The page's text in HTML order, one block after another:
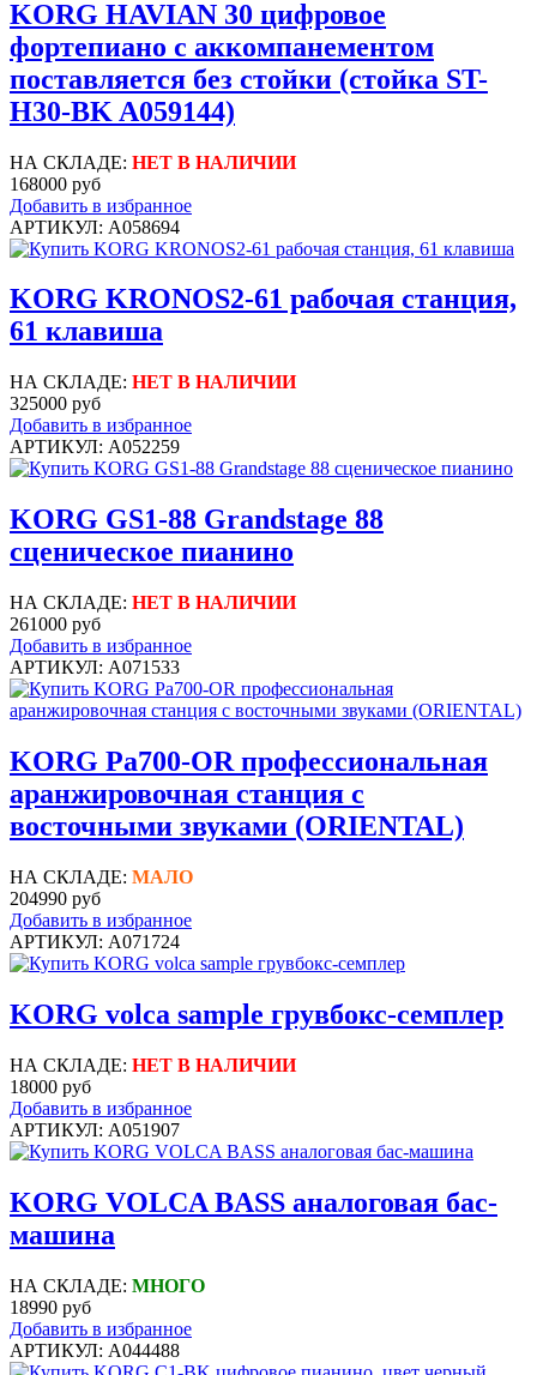
KORG HAVIAN 30 цифровое
фортепиано с аккомпанементом
поставляется без стойки (стойка ST-
H30-BK A059144)
НА СКЛАДЕ: НЕТ В НАЛИЧИИ
168000 руб
Добавить в избранное
АРТИКУЛ: A058694
KORG KRONOS2-61 рабочая станция,
61 клавиша
НА СКЛАДЕ: НЕТ В НАЛИЧИИ
325000 руб
Добавить в избранное
АРТИКУЛ: A052259
KORG GS1-88 Grandstage 88
сценическое пианино
НА СКЛАДЕ: НЕТ В НАЛИЧИИ
261000 руб
Добавить в избранное
АРТИКУЛ: A071533
KORG Pa700-OR профессиональная
аранжировочная станция с
восточными звуками (ORIENTAL)
НА СКЛАДЕ: МАЛО
204990 руб
Добавить в избранное
АРТИКУЛ: A071724
KORG volca sample грувбокс-семплер
НА СКЛАДЕ: НЕТ В НАЛИЧИИ
18000 руб
Добавить в избранное
АРТИКУЛ: A051907
KORG VOLCA BASS аналоговая бас-
машина
НА СКЛАДЕ: МНОГО
18990 руб
Добавить в избранное
АРТИКУЛ: A044488